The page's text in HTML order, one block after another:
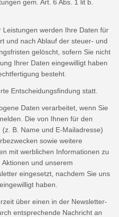
gem. Art. 6 Abs. 1 lit b.
Leistungen werden Ihre Daten für
und nach Ablauf der steuer- und
gelöscht, sofern Sie nicht
Ihrer Daten eingewilligt haben
besteht.
Entscheidungsfindung statt.
Daten verarbeitet, wenn Sie
Die von Ihnen für den
B. Name und E-Mailadresse)
sowie weitere
mit werblichen Informationen zu
und unserem
eingesetzt, nachdem Sie uns
haben.
über einen in der Newsletter-
entsprechende Nachricht an